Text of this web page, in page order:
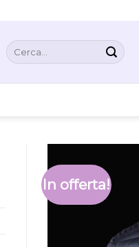
Cerca:
In offerta!